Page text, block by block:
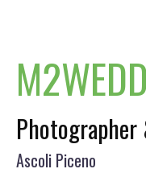
Ascoli Piceno